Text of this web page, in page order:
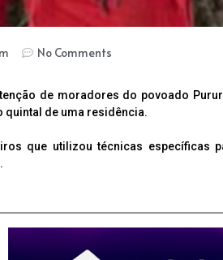
No Comments
de moradores do povoado
quintal de uma residência.
que utilizou técnicas específicas